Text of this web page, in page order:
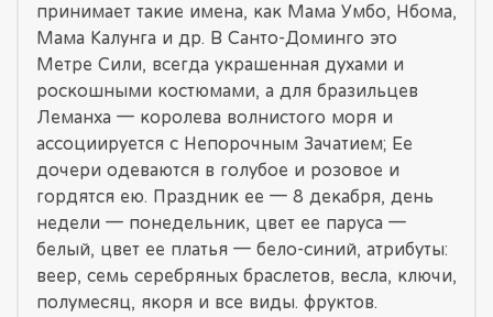
принимает такие имена, как Мама Умбо, Нбома,
Мама Калунга и др. В Санто-Доминго это
Метре Сили, всегда украшенная духами и
роскошными костюмами, а для бразильцев
Леманха — королева волнистого моря и
ассоциируется с Непорочным Зачатием; Ее
дочери одеваются в голубое и розовое и
гордятся ею. Праздник ее — 8 декабря, день
недели — понедельник, цвет ее паруса —
белый, цвет ее платья — бело-синий, атрибуты:
веер, семь серебряных браслетов, весла, ключи,
полумесяц, якоря и все виды. фруктов.